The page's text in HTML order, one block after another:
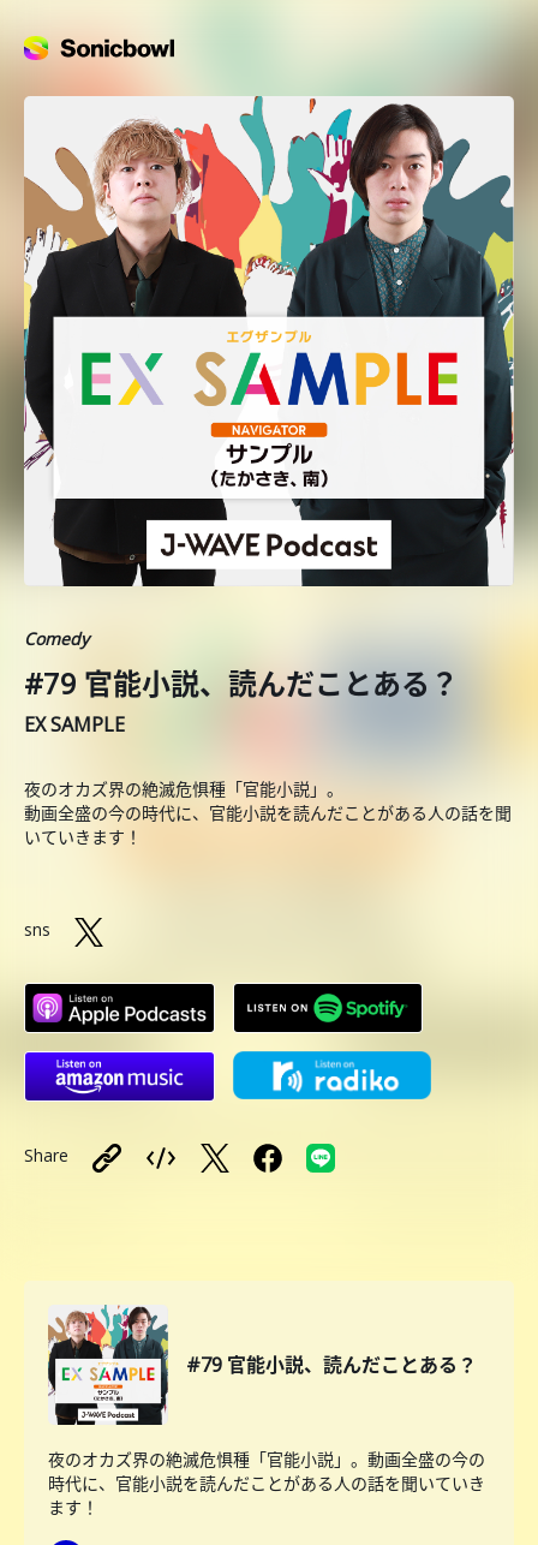
Comedy
#79 官能小説、読んだことある？
EX SAMPLE
夜のオカズ界の絶滅危惧種「官能小説」。
動画全盛の今の時代に、官能小説を読んだことがある人の話を聞
いていきます！
sns
Share
#79 官能小説、読んだことある？
夜のオカズ界の絶滅危惧種「官能小説」。動画全盛の今の
時代に、官能小説を読んだことがある人の話を聞いていき
ます！